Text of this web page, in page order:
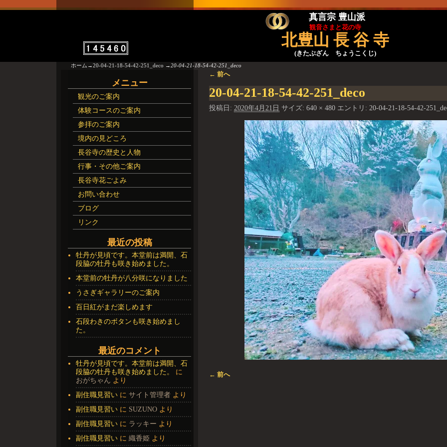
真言宗 豊山派
観音さまと花の寺
北豊山 長 谷 寺
(きたぶざん ちょうこくじ)
ホーム →20-04-21-18-54-42-251_deco →20-04-21-18-54-42-251_deco
← 前へ
20-04-21-18-54-42-251_deco
投稿日: 2020年4月21日 サイズ: 640 × 480 エントリ: 20-04-21-18-54-42-
← 前へ
メニュー
観光のご案内
体験コースのご案内
参拝のご案内
境内の見どころ
長谷寺の歴史と人物
行事・その他ご案内
長谷寺花ごよみ
お問い合わせ
ブログ
リンク
最近の投稿
牡丹が見頃です。本堂前は満開、石
段脇の牡丹も咲き始めました。
本堂前の牡丹が八分咲になりました
うさぎギャラリーのご案内
百日紅がまだ楽しめます
石段わきのボタンも咲き始めまし
た。
最近のコメント
牡丹が見頃です。本堂前は満開、石
段脇の牡丹も咲き始めました。
に
おがちゃん より
副住職見習いに サイト管理者より
副住職見習いに SUZUNOより
副住職見習いに ラッキー より
副住職見習いに 織香姫 より